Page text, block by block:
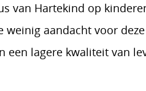
van Hartekind op
aandacht voor
een lagere kwaliteit van